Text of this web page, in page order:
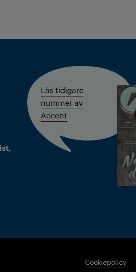
Läs tidigare
nummer av
Accent
Cookiepolicy